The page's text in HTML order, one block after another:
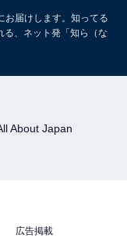
お届けします。知ってる
る、ネット発「知ら（な
About Japan
広告掲載